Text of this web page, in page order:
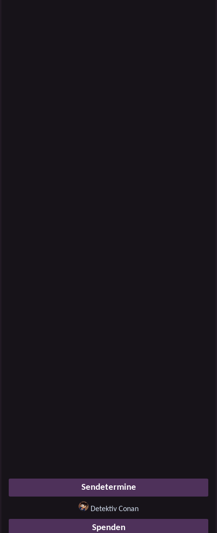
Sendetermine
Detektiv Conan
Spenden